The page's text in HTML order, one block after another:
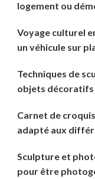
logement ou
Voyage culturel
un véhicule sur
Techniques de
objets décoratifs
Carnet de
adapté aux
Sculpture et
pour être